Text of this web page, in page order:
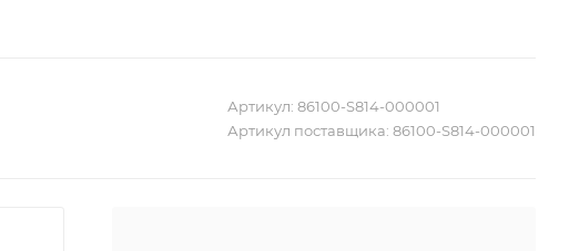
Артикул: 86100-S814-000001
Артикул поставщика: 86100-S814-000001